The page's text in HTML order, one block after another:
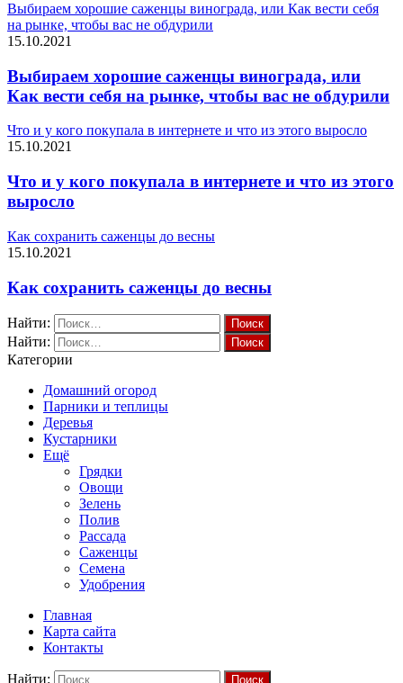
Выбираем хорошие саженцы винограда, или Как вести себя
на рынке, чтобы вас не обдурили
15.10.2021
Выбираем хорошие саженцы винограда, или
Как вести себя на рынке, чтобы вас не обдурили
Что и у кого покупала в интернете и что из этого выросло
15.10.2021
Что и у кого покупала в интернете и что из этого
выросло
Как сохранить саженцы до весны
15.10.2021
Как сохранить саженцы до весны
Найти:
Найти:
Категории
Домашний огород
Парники и теплицы
Деревья
Кустарники
Ещё
Грядки
Овощи
Зелень
Полив
Рассада
Саженцы
Семена
Удобрения
Главная
Карта сайта
Контакты
Найти: